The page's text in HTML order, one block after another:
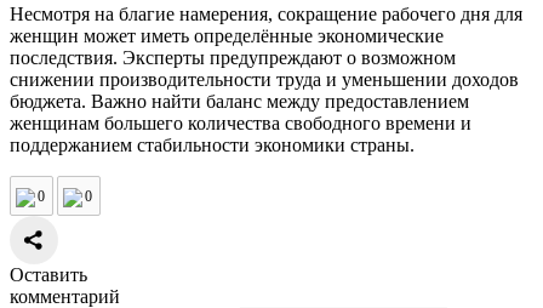
Несмотря на благие намерения, сокращение рабочего дня для
женщин может иметь определённые экономические
последствия. Эксперты предупреждают о возможном
снижении производительности труда и уменьшении доходов
бюджета. Важно найти баланс между предоставлением
женщинам большего количества свободного времени и
поддержанием стабильности экономики страны.
0 0
Оставить
комментарий